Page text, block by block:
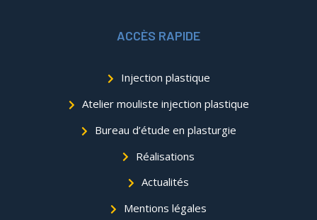
ACCÈS RAPIDE
Injection plastique
Atelier mouliste injection plastique
Bureau d’étude en plasturgie
Réalisations
Actualités
Mentions légales